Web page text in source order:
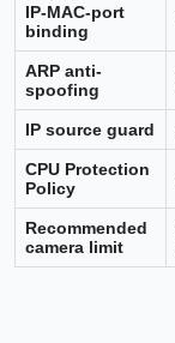
IP-MAC-port
binding
ARP anti-
spoofing
IP source guard
CPU Protection
Policy
Recommended
camera limit